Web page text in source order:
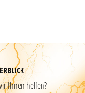
Ihnen helfen?